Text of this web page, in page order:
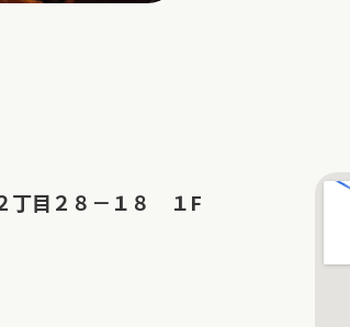
丁目２８－１８ １F